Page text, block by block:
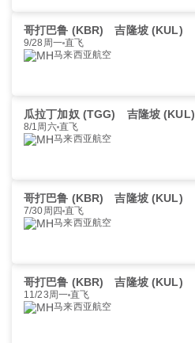
哥打巴鲁 (KBR) 吉隆坡 (KUL)
9/28周一 直飞
马来西亚航空
瓜拉丁加奴 (TGG) 吉隆坡 (KUL)
8/1周六 直飞
马来西亚航空
哥打巴鲁 (KBR) 吉隆坡 (KUL)
7/30周四 直飞
马来西亚航空
哥打巴鲁 (KBR) 吉隆坡 (KUL)
11/23周一 直飞
马来西亚航空